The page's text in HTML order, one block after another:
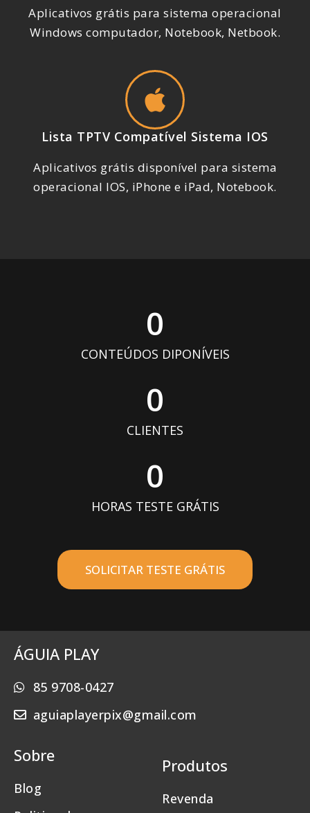
Aplicativos grátis para sistema operacional
Windows computador, Notebook, Netbook.
Lista TPTV Compatível Sistema IOS
Aplicativos grátis disponível para sistema
operacional IOS, iPhone e iPad, Notebook.
CONTEÚDOS DIPONÍVEIS
0
CLIENTES
0
HORAS TESTE GRÁTIS
0
SOLICITAR TESTE GRÁTIS
ÁGUIA PLAY
85 9708-0427
aguiaplayerpix@gmail.com
Sobre
Blog
Produtos
Revenda